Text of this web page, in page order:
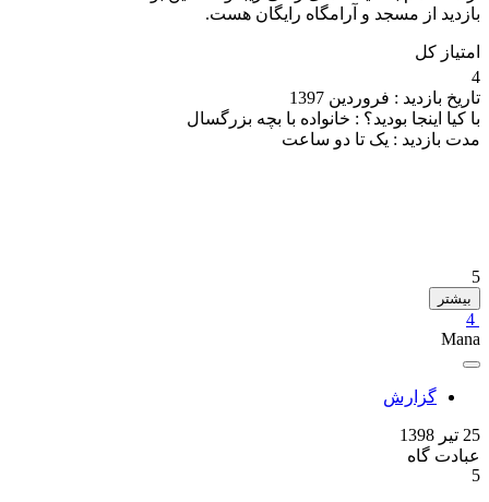
بازدید از مسجد و آرامگاه رایگان هست.
امتیاز کل
4
تاریخ بازدید : فروردین 1397
با کیا اینجا بودید؟ : خانواده با بچه بزرگسال
مدت بازدید : یک تا دو ساعت
5
بیشتر
4
Mana
گزارش
25 تیر 1398
عبادت گاه
5